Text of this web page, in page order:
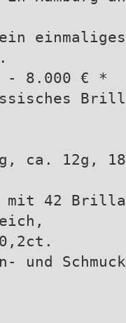
einmaliges
- 8.000 € *
ca. 12g,
42
und